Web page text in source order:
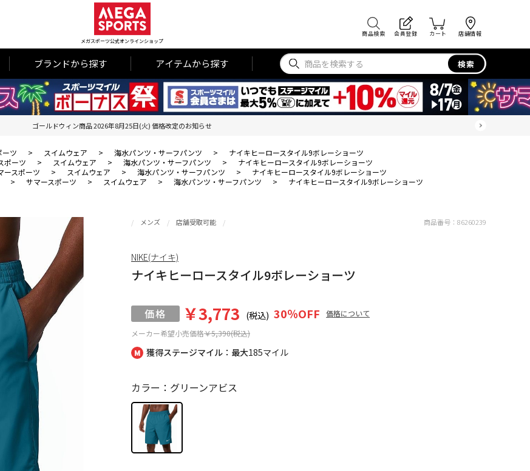
メガスポーツ公式オンラインショップ
商品検索 会員登録 カート 店舗情報
ブランドから探す アイテムから探す 検索
ゴールドウィン商品 2026年8月25日(火) 価格改定のお知らせ
ーツ > スイムウェア > 海水パンツ・サーフパンツ >
ナイキヒーロースタイル9ボレーショーツ
ポーツ > スイムウェア > 海水パンツ・サーフパンツ >
ナイキヒーロースタイル9ボレーショーツ
ースポーツ > スイムウェア > 海水パンツ・サーフパンツ >
ナイキヒーロースタイル9ボレーショーツ
> サマースポーツ > スイムウェア > 海水パンツ・サーフパンツ > ナイキヒーロースタイル9ボレーショーツ
獲得ステージマイル：最大185マイル
メンズ 店舗受取可能
ナイキヒーロースタイル9ボレーショーツ
メーカー希望小売価格￥5,390(税込)
￥3,773 (税込) 30％OFF 価格について
カラー：グリーンアビス
商品番号： 86260239
NIKE(ナイキ)